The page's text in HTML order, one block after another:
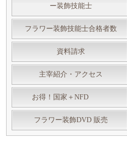
ー装飾技能士
フラワー装飾技能士合格者数
資料請求
主宰紹介・アクセス
お得！国家＋NFD
フラワー装飾DVD 販売